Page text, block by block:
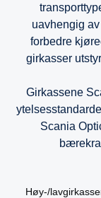
7-liter
uavhengig
forbedre
girkasser
Girkassene
Scania
Høy-/